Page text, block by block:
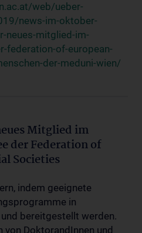
web/ueber-
news-im-oktober-
neues-mitglied-im-
federation-of-european-
der-meduni-wien/
Mitglied im
der Federation of
Societies
indem geeignete
in
bereitgestellt werden.
von DoktorandInnen und